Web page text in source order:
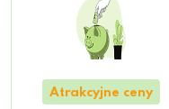
Atrakcyjne ceny